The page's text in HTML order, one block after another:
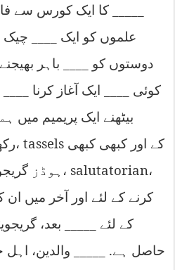
کا ایک کورس سے
علموں کو ایک چیک
دوستوں کو باہر بھیجنے
کوئی
ایک آغاز کرنا
بیٹھنے ایک پریمیم میں
ٹوپیاں، tassels کے اور کبھی کبھی
ہوڈز اسپیکر، salutatorian،
کرنے کے لئے اور آخر میں ان
کے لئے بعد،
حاصل ہے. _____ والدین، اہل